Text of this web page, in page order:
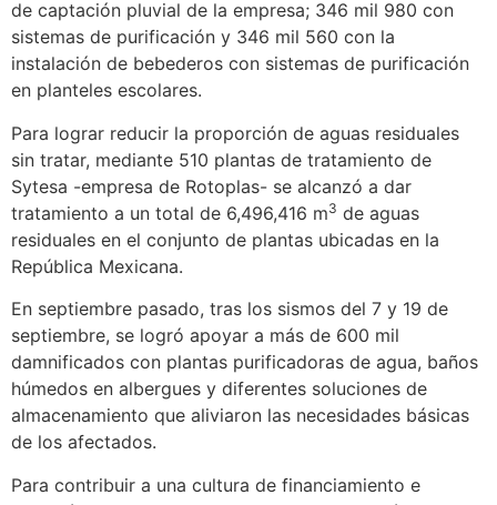
de captación pluvial de la empresa; 346 mil 980 con
sistemas de purificación y 346 mil 560 con la
instalación de bebederos con sistemas de purificación
en planteles escolares.
Para lograr reducir la proporción de aguas residuales
sin tratar, mediante 510 plantas de tratamiento de
Sytesa -empresa de Rotoplas- se alcanzó a dar
tratamiento a un total de 6,496,416 m3 de aguas
residuales en el conjunto de plantas ubicadas en la
República Mexicana.
En septiembre pasado, tras los sismos del 7 y 19 de
septiembre, se logró apoyar a más de 600 mil
damnificados con plantas purificadoras de agua, baños
húmedos en albergues y diferentes soluciones de
almacenamiento que aliviaron las necesidades básicas
de los afectados.
Para contribuir a una cultura de financiamiento e